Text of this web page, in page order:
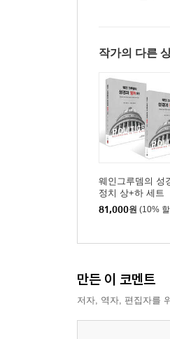
B. 생명 보호 632
C. 결혼 635
D. 가족 637
E. 경제 정책 639
F. 환경 642
G. 국가 안보 645
I. 표현의 자유 655
J. 종교의 자유 657
L. 언론의 편향성
18장. 정치 영역에
작가의 다른
웨인그루뎀의 성
정치 상+하 세트
81,000원 (10%
만든 이 코멘트
저자, 역자, 편집자를